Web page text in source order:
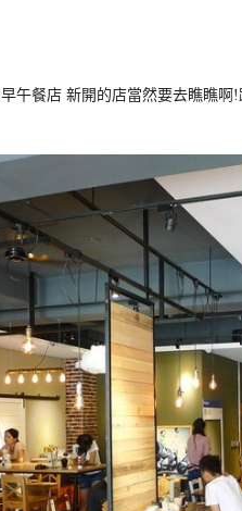
午餐店 新開的店當然要去瞧瞧啊